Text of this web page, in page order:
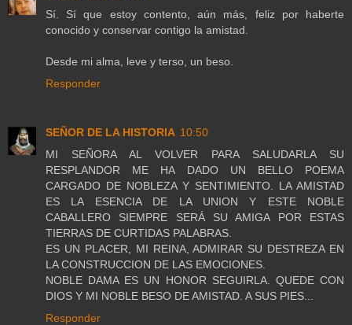
Sí. Sí que estoy contento, aún más, feliz por haberte
conocido y conservar contigo la amistad.
Desde mi alma, leve y terso, un beso.
Responder
SEÑOR DE LA HISTORIA 10:50
MI SEÑORA AL VOLVER PARA SALUDARLA SU
RESPLANDOR ME HA DADO UN BELLO POEMA
CARGADO DE NOBLEZA Y SENTIMIENTO. LA AMISTAD
ES LA ESENCIA DE LA UNION Y ESTE NOBLE
CABALLERO SIEMPRE SERÁ SU AMIGA POR ESTAS
TIERRAS DE CURTIDAS PALABRAS.
ES UN PLACER, MI REINA, ADMIRAR SU DESTREZA EN
LA CONSTRUCCION DE LAS EMOCIONES.
NOBLE DAMA ES UN HONOR SEGUIRLA. QUEDE CON
DIOS Y MI NOBLE BESO DE AMISTAD. A SUS PIES...
Responder